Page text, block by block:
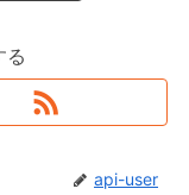
る
api-user